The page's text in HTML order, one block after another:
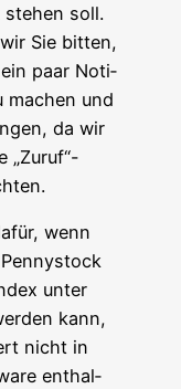
soll.
Sie bit­ten,
ein paar Noti­
machen und
da wir
„Zuruf“-
wenn
unter
kann,
nicht in
ent­hal­